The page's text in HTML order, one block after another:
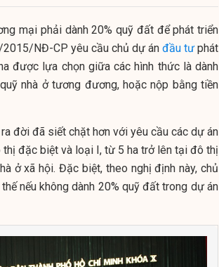
mại phải dành 20% quỹ đất để phát triển
NĐ-CP yêu cầu chủ dự án đầu tưphát
được lựa chọn giữa các hình thức là dành
nhà ở tương đương, hoặc nộp bằng tiền
đời đã siết chặt hơn với yêu cầu các dự án
đặc biệt và loại I, từ 5 ha trở lên tại đô thị
ở xã hội. Đặc biệt, theo nghị định này, chủ
nếu không dành 20% quỹ đất trong dự án